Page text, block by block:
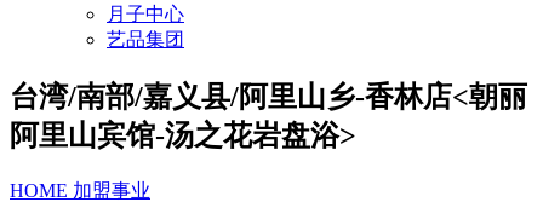
月子中心
艺品集团
台湾/南部/嘉义县/阿里山乡-香林店<朝丽
阿里山宾馆-汤之花岩盘浴>
HOME 加盟事业